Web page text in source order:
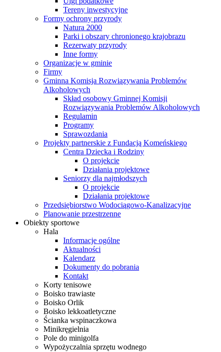
Tereny inwestycyjne
Formy ochrony przyrody
Natura 2000
Parki i obszary chronionego krajobrazu
Rezerwaty przyrody
Inne formy
Organizacje w gminie
Firmy
Gminna Komisja Rozwiązywania Problemów
Alkoholowych
Skład osobowy Gminnej Komisji
Rozwiązywania Problemów Alkoholowych
Regulamin
Programy
Sprawozdania
Projekty partnerskie z Fundacją Komeńskiego
Centra Dziecka i Rodziny
O projekcie
Działania projektowe
Seniorzy dla najmłodszych
O projekcie
Działania projektowe
Przedsiębiorstwo Wodociągowo-Kanalizacyjne
Planowanie przestrzenne
Obiekty sportowe
Hala
Informacje ogólne
Aktualności
Kalendarz
Dokumenty do pobrania
Kontakt
Korty tenisowe
Boisko trawiaste
Boisko Orlik
Boisko lekkoatletyczne
Ścianka wspinaczkowa
Minikręgielnia
Pole do minigolfa
Wypożyczalnia sprzętu wodnego